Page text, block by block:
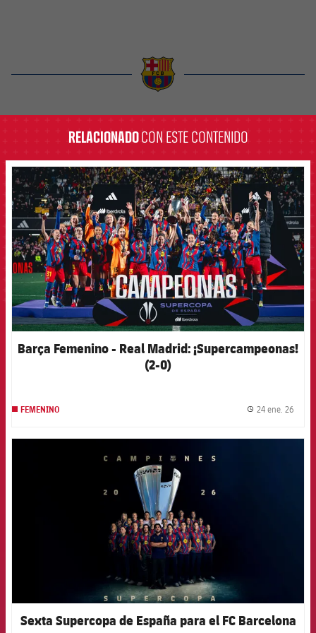
RELACIONADOCON ESTE CONTENIDO
FCB Barcelona badge
Barça Femenino - Real Madrid: ¡Supercampeonas!
(2-0)
FEMENINO 24 ene. 26
Sexta Supercopa de España para el FC Barcelona